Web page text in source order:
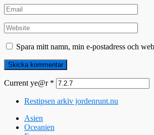
Spara mitt namn, min e-postadress och
Current ye@r *
Restipsen arkiv jordenrunt.nu
Asien
Oceanien